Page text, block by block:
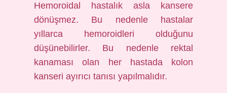
Hemoroidal hastalık asla kansere
dönüşmez. Bu nedenle hastalar
yıllarca hemoroidleri olduğunu
düşünebilirler. Bu nedenle rektal
kanaması olan her hastada kolon
kanseri ayırıcı tanısı yapılmalıdır.